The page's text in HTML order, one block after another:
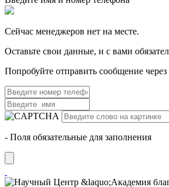
Cейчас менеджеров нет на месте.
Оставьте свои данные, и с вами
Попробуйте отправить сообщение
- Поля обязательные для заполнения